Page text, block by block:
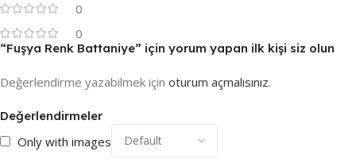
0
0
Değerlendirmeler
Only with images
“Fuşya Renk Battaniye” için yorum yapan ilk kişi siz olun
Değerlendirme yazabilmek için oturum açmalısınız.